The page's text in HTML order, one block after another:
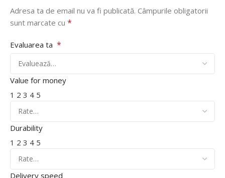
Adresa ta de email nu va fi publicată. Câmpurile obligatorii
sunt marcate cu *
Evaluarea ta *
Value for money
1 2 3 4 5
Durability
1 2 3 4 5
Delivery speed